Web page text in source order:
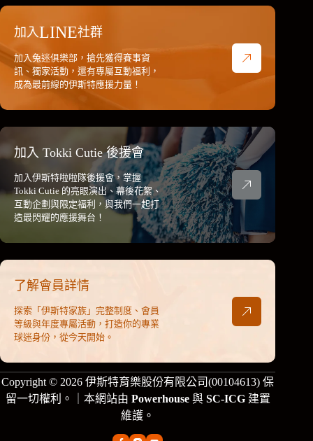
加入LINE社群
加入兔迷俱樂部，搶先獲得賽事資
訊、獨家活動，還有專屬互動福利，
成為最前線的伊斯特應援力量！
加入 Tokki Cutie 後援會
加入伊斯特啦啦隊後援會，掌握
Tokki Cutie 的亮眼演出、幕後花絮、
互動企劃與限定福利，與我們一起打
造最閃耀的應援舞台！
了解會員詳情
探索「伊斯特家族」完整制度、會員
等級與年度專屬活動，打造你的專業
球迷身份，從今天開始。
Copyright © 2026 伊斯特育樂股份有限公司(00104613) 保
留一切權利。｜本網站由 Powerhouse 與 SC-ICG建置
維護。